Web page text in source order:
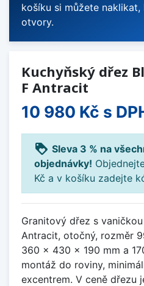
košíku si můžete
otvory.
Kuchyňský dřez
F Antracit
10 980 Kč s
loyalty Sleva 3 % na
objednávky!
Kč a v košíku zadejte
Granitový dřez s
Antracit, otočný, rozměr
360 x 430 x 190 mm a
montáž do roviny,
excentrem. V ceně dřezu